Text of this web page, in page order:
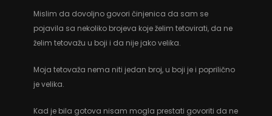
Mislim da dovoljno govori činjenica da sam se
pojavila sa nekoliko brojeva koje želim tetovirati, da ne
želim tetovažu u boji i da nije jako velika.
Moja tetovaža nema niti jedan broj, u boji je i poprilično
je velika.
Kad je bila gotova nisam mogla prestati govoriti da ne